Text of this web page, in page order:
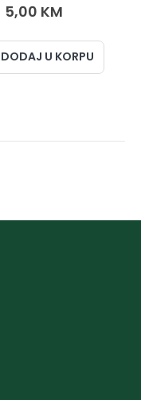
5,00 KM
DODAJ U KORPU